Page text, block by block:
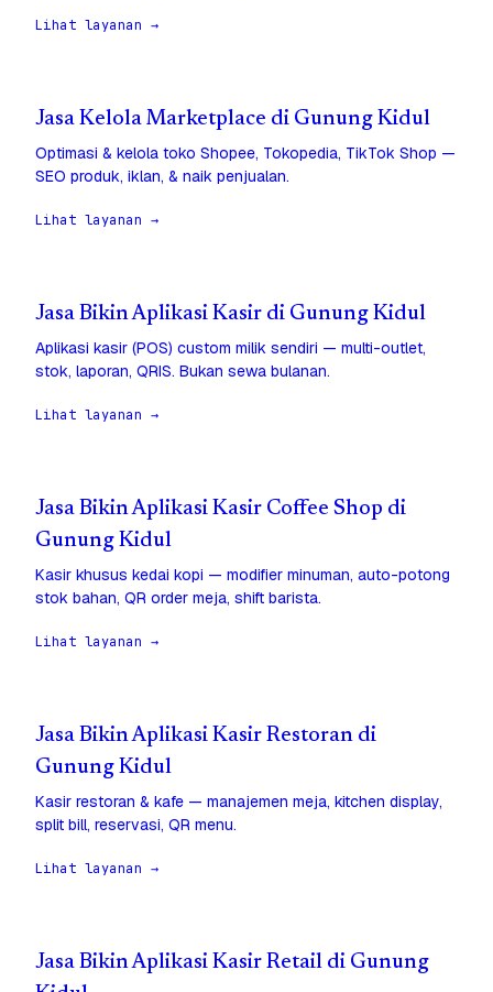
Lihat layanan →
Jasa Kelola Marketplace di Gunung Kidul
Optimasi & kelola toko Shopee, Tokopedia, TikTok Shop —
SEO produk, iklan, & naik penjualan.
Lihat layanan →
Jasa Bikin Aplikasi Kasir di Gunung Kidul
Aplikasi kasir (POS) custom milik sendiri — multi-outlet,
stok, laporan, QRIS. Bukan sewa bulanan.
Lihat layanan →
Jasa Bikin Aplikasi Kasir Coffee Shop di
Gunung Kidul
Kasir khusus kedai kopi — modifier minuman, auto-potong
stok bahan, QR order meja, shift barista.
Lihat layanan →
Jasa Bikin Aplikasi Kasir Restoran di
Gunung Kidul
Kasir restoran & kafe — manajemen meja, kitchen display,
split bill, reservasi, QR menu.
Lihat layanan →
Jasa Bikin Aplikasi Kasir Retail di Gunung